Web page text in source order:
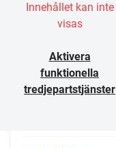
Innehållet kan inte
visas
Aktivera
funktionella
tredjepartstjänster